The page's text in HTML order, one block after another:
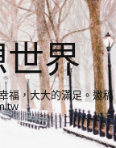
界
福，大大的滿足。邀稿